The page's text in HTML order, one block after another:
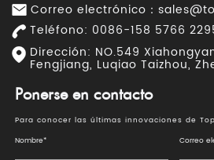
Correo electrónico：
Teléfono: 0086-158 5766
Dirección: NO.549
Fengjiang, Luqiao Taizhou,
Ponerse en contacto
Para conocer las últimas innovaciones de